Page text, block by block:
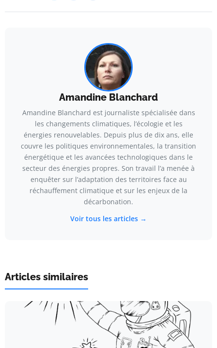
Amandine Blanchard
Amandine Blanchard est journaliste spécialisée dans
les changements climatiques, l’écologie et les
énergies renouvelables. Depuis plus de dix ans, elle
couvre les politiques environnementales, la transition
énergétique et les avancées technologiques dans le
secteur des énergies propres. Son travail l’a menée à
enquêter sur l’adaptation des territoires face au
réchauffement climatique et sur les enjeux de la
décarbonation.
Voir tous les articles →
Articles similaires